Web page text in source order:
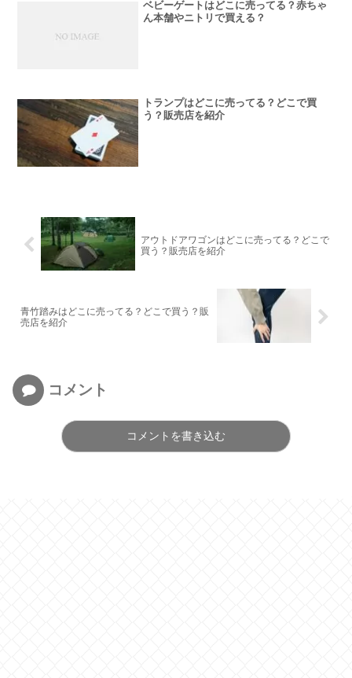
ベビーゲートはどこに売ってる？赤ちゃ
ん本舗やニトリで買える？
トランプはどこに売ってる？どこで買
う？販売店を紹介
アウトドアワゴンはどこに売ってる？どこで
買う？販売店を紹介
青竹踏みはどこに売ってる？どこで買う？販
売店を紹介
コメント
コメントを書き込む